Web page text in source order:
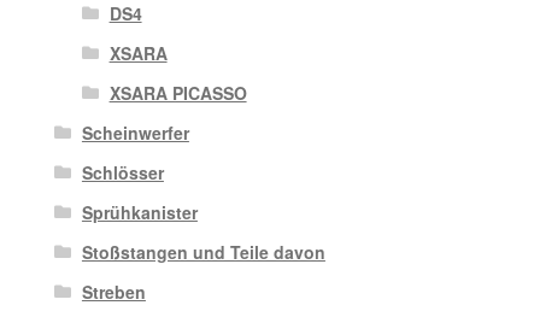
DS4
XSARA
XSARA PICASSO
Scheinwerfer
Schlösser
Sprühkanister
Stoßstangen und Teile davon
Streben